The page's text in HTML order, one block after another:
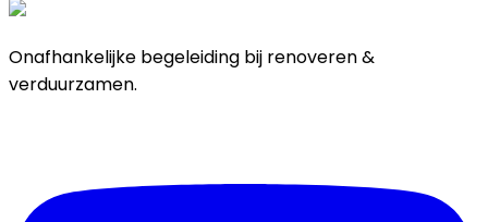
Onafhankelijke begeleiding bij renoveren &
verduurzamen.